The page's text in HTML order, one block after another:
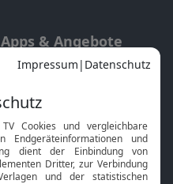
Apps & Angebote
Mobile App
Smart TV
HbbTV
Bibelthek Online-Bibel